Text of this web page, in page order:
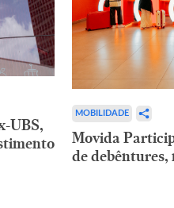
UBS,
MOBILIDADE
Movida
de debêntures,